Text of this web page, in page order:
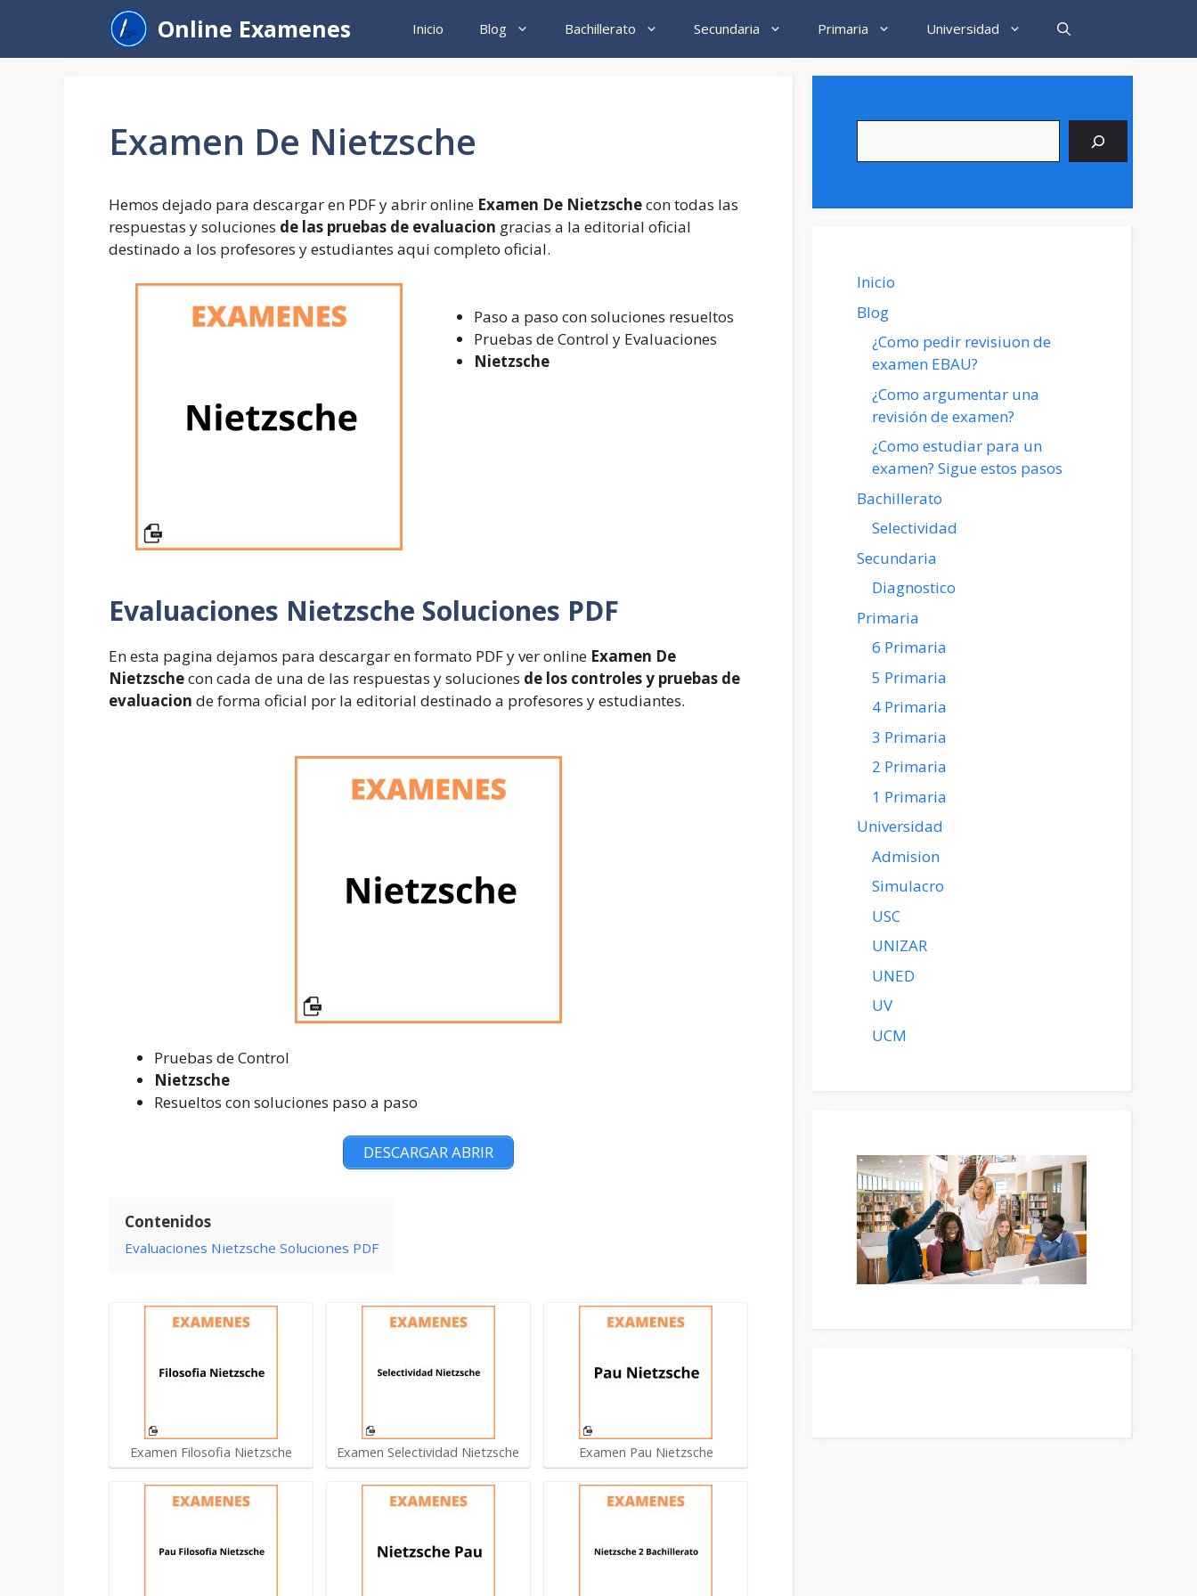
contenido
Online Examenes Inicio Blog Bachillerato Secundaria Primaria Universidad
Examen De Nietzsche
Hemos dejado para descargar en PDF y abrir online Examen De Nietzschecon todas las
respuestas y soluciones de las pruebas de evaluacion gracias a la editorial oficial
destinado a los profesores y estudiantes aqui completo oficial.
Paso a paso con soluciones resueltos
Pruebas de Control y Evaluaciones
Nietzsche
Evaluaciones Nietzsche Soluciones PDF
En esta pagina dejamos para descargar en formato PDF y ver online Examen De
Nietzschecon cada de una de las respuestas y soluciones de los controles y pruebas de
evaluacion de forma oficial por la editorial destinado a profesores y estudiantes.
Pruebas de Control
Nietzsche
Resueltos con soluciones paso a paso
DESCARGAR ABRIR
Contenidos
Evaluaciones Nietzsche Soluciones PDF
Examen Filosofia Nietzsche Examen Selectividad Nietzsche Examen Pau Nietzsche
Inicio
Blog
¿Como pedir revisiuon de
examen EBAU?
¿Como argumentar una
revisión de examen?
¿Como estudiar para un
examen? Sigue estos pasos
Bachillerato
Selectividad
Secundaria
Diagnostico
Primaria
6 Primaria
5 Primaria
4 Primaria
3 Primaria
2 Primaria
1 Primaria
Universidad
Admision
Simulacro
USC
UNIZAR
UNED
UV
UCM